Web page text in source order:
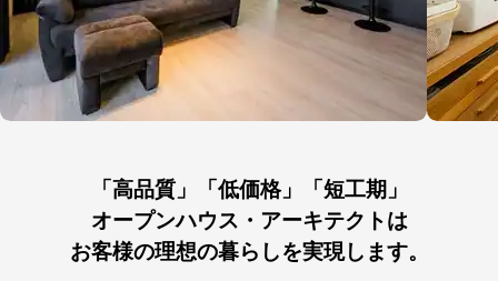
「高品質」「低価格」「短工期」
オープンハウス・アーキテクトは
お客様の理想の暮らしを実現します。